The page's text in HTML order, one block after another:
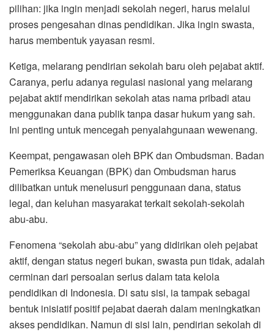
pilihan: jika ingin menjadi sekolah negeri, harus melalui
proses pengesahan dinas pendidikan. Jika ingin swasta,
harus membentuk yayasan resmi.
Ketiga, melarang pendirian sekolah baru oleh pejabat aktif.
Caranya, perlu adanya regulasi nasional yang melarang
pejabat aktif mendirikan sekolah atas nama pribadi atau
menggunakan dana publik tanpa dasar hukum yang sah.
Ini penting untuk mencegah penyalahgunaan wewenang.
Keempat, pengawasan oleh BPK dan Ombudsman. Badan
Pemeriksa Keuangan (BPK) dan Ombudsman harus
dilibatkan untuk menelusuri penggunaan dana, status
legal, dan keluhan masyarakat terkait sekolah-sekolah
abu-abu.
Fenomena “sekolah abu-abu” yang didirikan oleh pejabat
aktif, dengan status negeri bukan, swasta pun tidak, adalah
cerminan dari persoalan serius dalam tata kelola
pendidikan di Indonesia. Di satu sisi, ia tampak sebagai
bentuk inisiatif positif pejabat daerah dalam meningkatkan
akses pendidikan. Namun di sisi lain, pendirian sekolah di